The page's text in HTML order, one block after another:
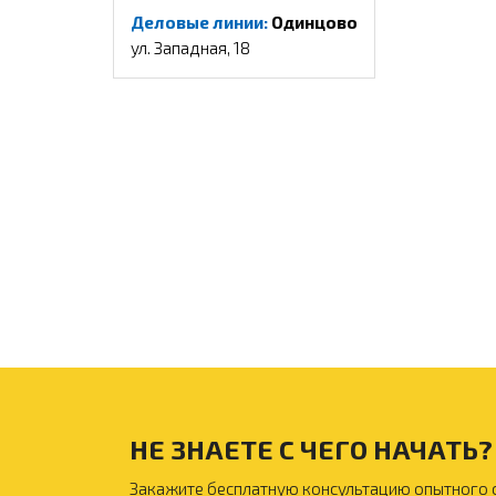
Деловые линии: Одинцово
ул. Западная, 18
НЕ ЗНАЕТЕ С ЧЕГО НАЧАТЬ?
Закажите бесплатную консультацию опытного